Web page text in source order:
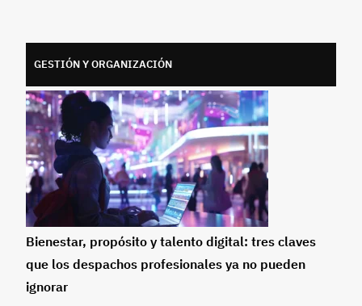
GESTIÓN Y ORGANIZACIÓN
Bienestar, propósito y talento digital: tres claves
que los despachos profesionales ya no pueden
ignorar